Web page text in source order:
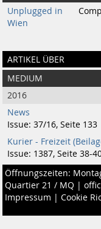
Unplugged in
Wien
ARTIKEL ÜBER
MEDIUM
2016
News
Issue: 37/16, Seite 133
Kurier - Freizeit
Issue: 1387, Seite 38-
Öffnungszeiten:
Quartier 21 / MQ |
Impressum | Cookie